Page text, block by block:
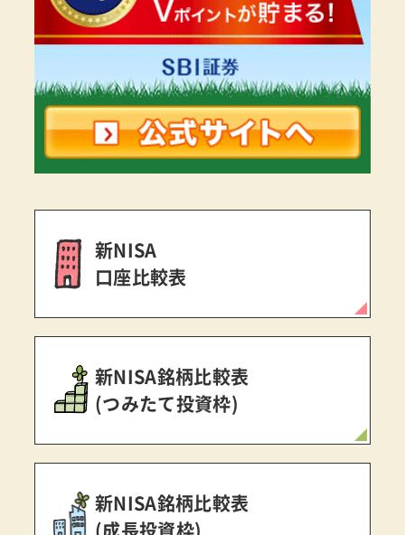
新NISA
口座比較表
新NISA銘柄比較表
(つみたて投資枠)
新NISA銘柄比較表
(成長投資枠)